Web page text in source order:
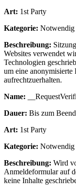
Art: 1st Party
Kategorie: Notwendig
Beschreibung:
Websites verwendet
Technologien
um eine anonymisierte
aufrechtzuerhalten.
Name:
Dauer: Bis zum
Art: 1st Party
Kategorie: Notwendig
Beschreibung: Wird
Anmeldeformular auf
keine Inhalte